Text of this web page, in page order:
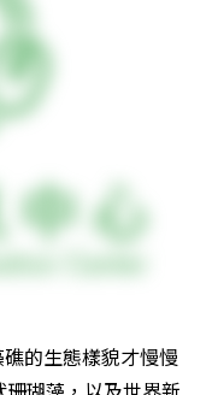
的生態樣貌才慢慢